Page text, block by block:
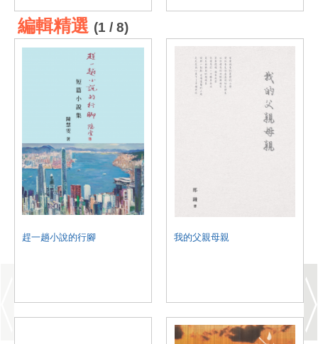
編輯精選 (1 / 8)
趕一趟小說的行腳 我的父親母親